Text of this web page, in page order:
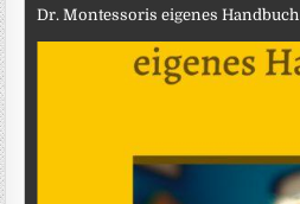
Dr. Montessoris eigenes Handbuch